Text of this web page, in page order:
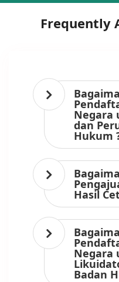
Frequently
Negara
dan
Hukum
Hasil
Negara
Badan